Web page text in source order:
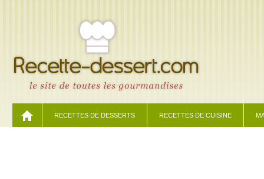
RECETTES DE DESSERTS RECETTES DE CUISINE